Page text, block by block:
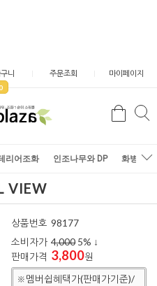
니 주문조회 마이페이지
검
리어조화 인조나무와 DP 화병/화
VIEW
상품번호 98177
소비자가 4,000 5% ↓
판매가격 3,800원
※멤버쉽혜택가(판매가기준)/